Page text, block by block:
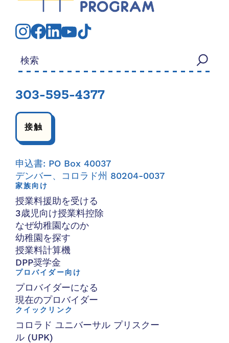
検索する：
303-595-4377
接触
申込書: PO Box 40037
デンバー、コロラド州 80204-0037
家族向け
授業料援助を受ける
3歳児向け授業料控除
なぜ幼稚園なのか
幼稚園を探す
授業料計算機
DPP奨学金
プロバイダー向け
プロバイダーになる
現在のプロバイダー
クイックリンク
コロラド ユニバーサル プリスクー
ル (UPK)